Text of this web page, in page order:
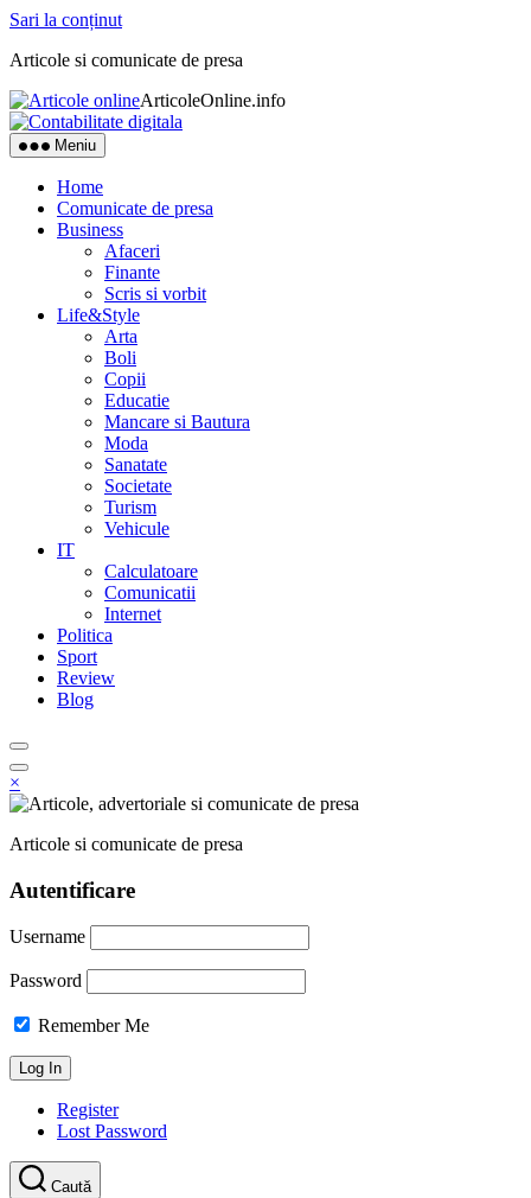
Sari la conținut
Articole si comunicate de presa
ArticoleOnline.info
Meniu
Home
Comunicate de presa
Business
Afaceri
Finante
Scris si vorbit
Life&Style
Arta
Boli
Copii
Educatie
Mancare si Bautura
Moda
Sanatate
Societate
Turism
Vehicule
IT
Calculatoare
Comunicatii
Internet
Politica
Sport
Review
Blog
×
Articole si comunicate de presa
Autentificare
Username
Password
Remember Me
Register
Lost Password
Caută